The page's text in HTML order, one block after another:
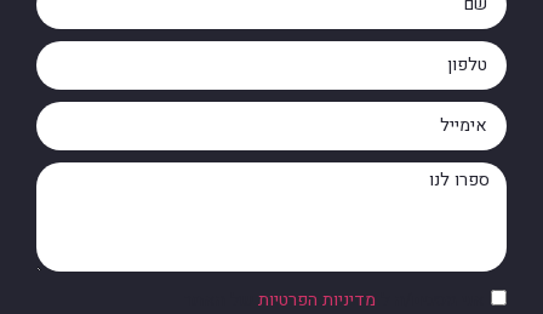
מדיניות הפרטיות